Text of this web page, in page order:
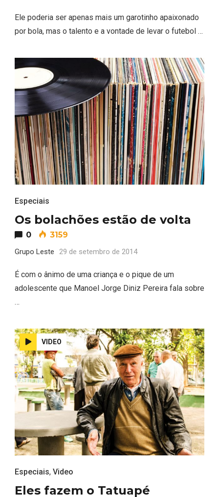
Ele poderia ser apenas mais um garotinho apaixonado
por bola, mas o talento e a vontade de levar o futebol …
Especiais
Os bolachões estão de volta
0 3159
Grupo Leste 29 de setembro de 2014
É com o ânimo de uma criança e o pique de um
adolescente que Manoel Jorge Diniz Pereira fala sobre
…
VIDEO
Especiais, Video
Eles fazem o Tatuapé